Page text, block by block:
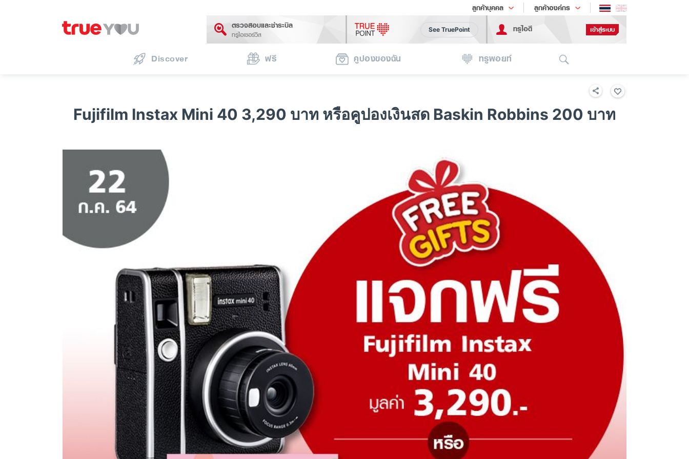
ลูกค้าบุคคล ลูกค้าองค์กร
เทรนด์เทคโนโลยี
ตรวจสอบและชำระบิล
ทรูไอเซอร์วิส
See TruePoint ทรูไอดี เข้าสู่ระบบ
Discover ฟรี คูปองของฉัน ทรูพอยท์
Fujifilm Instax Mini 40 3,290 บาท หรือคูปองเงินสด Baskin Robbins 200 บาท